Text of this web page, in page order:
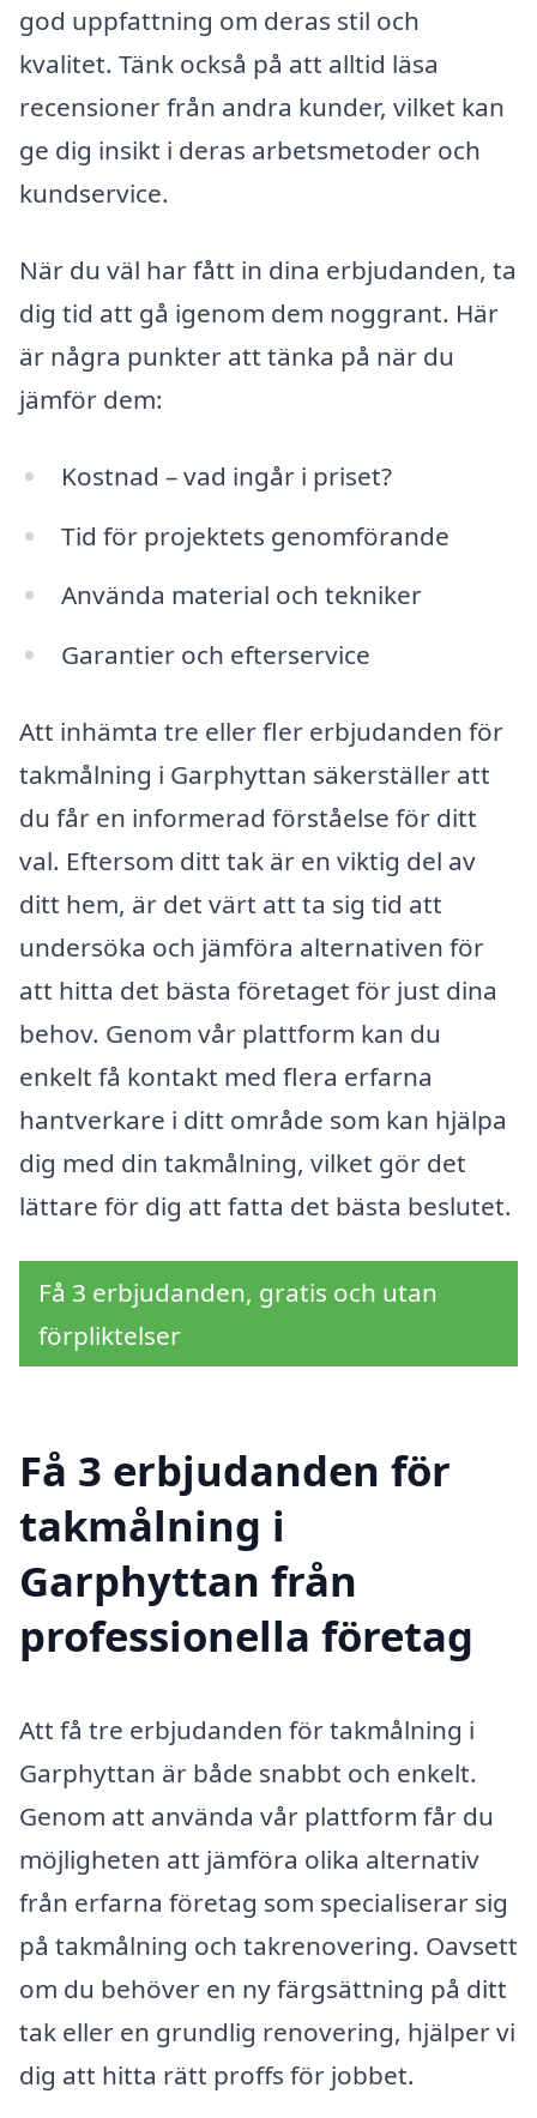
god uppfattning om deras stil och
kvalitet. Tänk också på att alltid läsa
recensioner från andra kunder, vilket kan
ge dig insikt i deras arbetsmetoder och
kundservice.
När du väl har fått in dina erbjudanden, ta
dig tid att gå igenom dem noggrant. Här
är några punkter att tänka på när du
jämför dem:
Kostnad – vad ingår i priset?
Tid för projektets genomförande
Använda material och tekniker
Garantier och efterservice
Att inhämta tre eller fler erbjudanden för
takmålning i Garphyttan säkerställer att
du får en informerad förståelse för ditt
val. Eftersom ditt tak är en viktig del av
ditt hem, är det värt att ta sig tid att
undersöka och jämföra alternativen för
att hitta det bästa företaget för just dina
behov. Genom vår plattform kan du
enkelt få kontakt med flera erfarna
hantverkare i ditt område som kan hjälpa
dig med din takmålning, vilket gör det
lättare för dig att fatta det bästa beslutet.
Få 3 erbjudanden, gratis och utan
förpliktelser
Få 3 erbjudanden för
takmålning i
Garphyttan från
professionella företag
Att få tre erbjudanden för takmålning i
Garphyttan är både snabbt och enkelt.
Genom att använda vår plattform får du
möjligheten att jämföra olika alternativ
från erfarna företag som specialiserar sig
på takmålning och takrenovering. Oavsett
om du behöver en ny färgsättning på ditt
tak eller en grundlig renovering, hjälper vi
dig att hitta rätt proffs för jobbet.